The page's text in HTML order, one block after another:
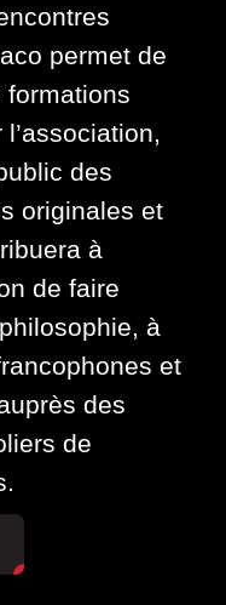
permet de
des
originales et
à
de faire
à
et
des
de